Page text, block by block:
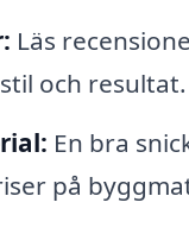
Läs
och resultat.
En bra
på